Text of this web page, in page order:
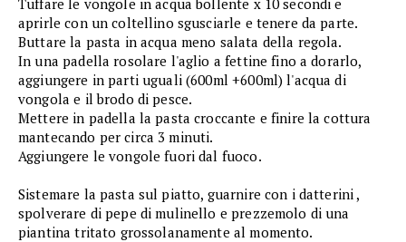
aprirle con un coltellino sgusciarle e tenere da parte.
Buttare la pasta in acqua meno salata della regola.
In una padella rosolare l'aglio a fettine fino a dorarlo,
aggiungere in parti uguali (600ml +600ml) l'acqua di
vongola e il brodo di pesce.
Mettere in padella la pasta croccante e finire la cottura
mantecando per circa 3 minuti.
Aggiungere le vongole fuori dal fuoco.
Sistemare la pasta sul piatto, guarnire con i datterini ,
spolverare di pepe di mulinello e prezzemolo di una
piantina tritato grossolanamente al momento.